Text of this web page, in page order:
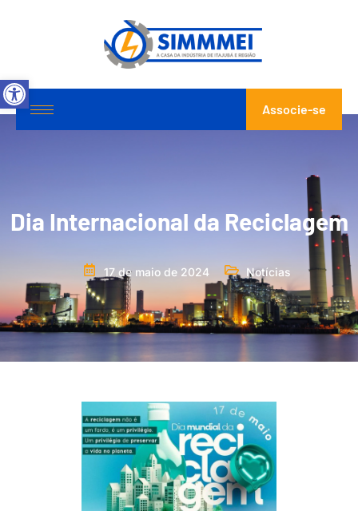
Abrir a barra de ferramentas
Associe-se
Dia Internacional da Reciclagem
17 de maio de 2024 Notícias